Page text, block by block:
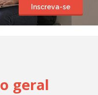
Inscreva-se
geral